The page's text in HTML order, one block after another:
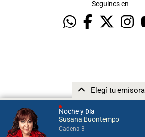
Noche y Día
Susana Buontempo
Cadena 3
Elegí tu emisora
Seguinos en